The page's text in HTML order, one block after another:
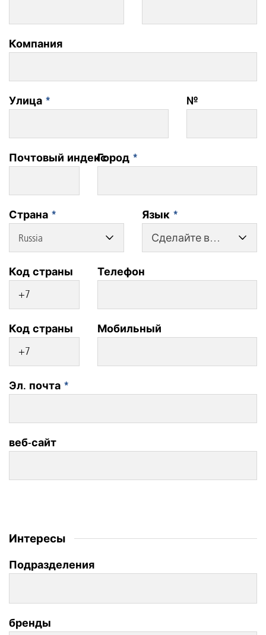
Компания
Улица * №
Почтовый индексГород *
Страна *
Russia
Язык *
Сделайте выбор
Код страны Телефон
Код страны Мобильный
Эл. почта *
веб-сайт
Интересы
Подразделения
бренды